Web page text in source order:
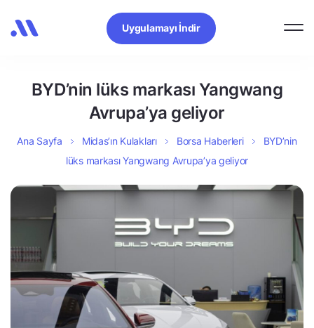
Uygulamayı İndir
BYD’nin lüks markası Yangwang
Avrupa’ya geliyor
Ana Sayfa Midas’ın Kulakları Borsa Haberleri
BYD’nin
lüks markası Yangwang Avrupa’ya geliyor